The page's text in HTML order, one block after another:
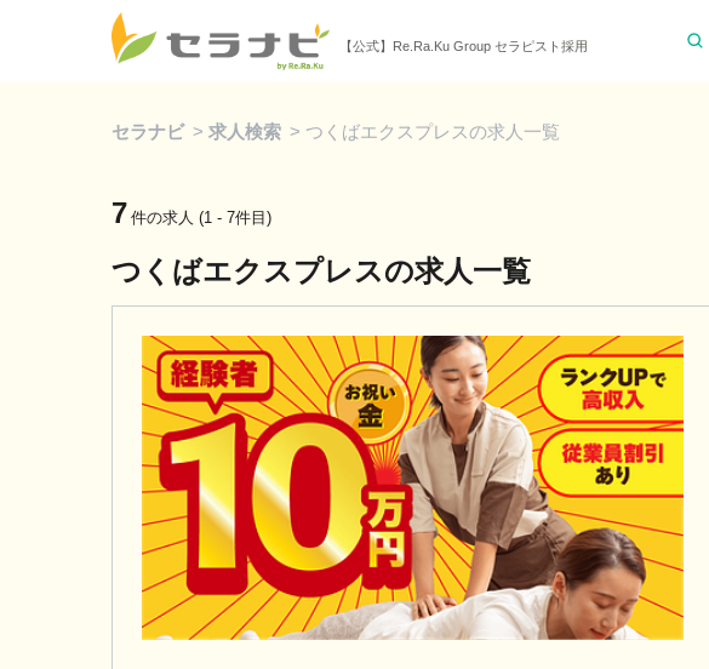
【公式】Re.Ra.Ku Group セラピスト採用
セラナビ > 求人検索 > つくばエクスプレスの求人一覧
7 件の求人 (1 - 7件目)
つくばエクスプレスの求人一覧